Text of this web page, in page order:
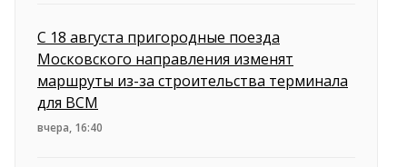
С 18 августа пригородные поезда
Московского направления изменят
маршруты из-за строительства терминала
для ВСМ
вчера, 16:40